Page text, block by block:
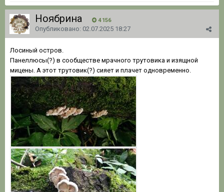
Ноябрина 4 156
Опубликовано: 02.07.2025 18:27
Лосиный остров.
Панеллюсы(?) в сообществе мрачного трутовика и изящной
мицены. А этот трутовик(?) сияет и плачет одновременно.